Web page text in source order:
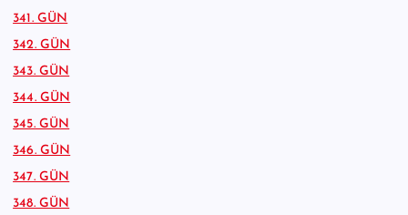
341. GÜN
342. GÜN
343. GÜN
344. GÜN
345. GÜN
346. GÜN
347. GÜN
348. GÜN